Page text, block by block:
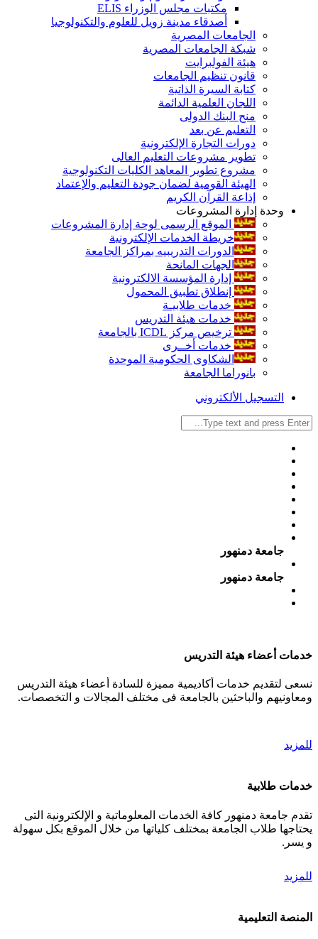
مكتبات مجلس الوزراء ELIS
أصدقاء مدينة زويل للعلوم والتكنولوجيا
الجامعات المصرية
شبكة الجامعات المصرية
هيئة الفولبرايت
قانون تنظيم الجامعات
كتابة السيرة الذاتية
اللجان العلمية الدائمة
منح البنك الدولى
التعليم عن بعد
دورات التجارة الإلكترونية
تطوير مشروعات التعليم العالى
مشروع تطوير المعاهد الكليات التكنولوجية
الهيئة القومية لضمان جودة التعليم والإعتماد
إذاعة القرآن الكريم
وحدة إدارة المشروعات
الموقع الرسمى لوحة إدارة المشروعات
خريطة الخدمات الإلكترونية
الدورات التدريبيه بمراكز الجامعة
الجهات المانحة
إدارة المؤسسة الالكترونية
إنطلاق تطبيق المحمول
خدمات طلابيـة
خدمات هيئة التدريس
ترخيص مركز ICDL بالجامعة
خدمات أخــرى
الشكاوى الحكومية الموحدة
بانوراما الجامعة
التسجيل الألكتروني
جامعة دمنهور
جامعة دمنهور
خدمات أعضاء هيئة التدريس
نسعى لتقديم خدمات أكاديمية مميزة للسادة أعضاء هيئة التدريس
ومعاونيهم والباحثين بالجامعة فى مختلف المجالات و التخصصات.
للمزيد
خدمات طلابية
تقدم جامعة دمنهور كافة الخدمات المعلوماتية و الإلكترونية التى
يحتاجها طلاب الجامعة بمختلف كلياتها من خلال الموقع بكل سهولة
و يسر.
للمزيد
المنصة التعليمية